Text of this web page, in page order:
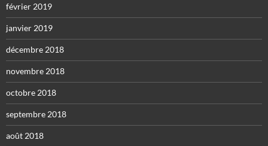
février 2019
janvier 2019
décembre 2018
novembre 2018
octobre 2018
septembre 2018
août 2018